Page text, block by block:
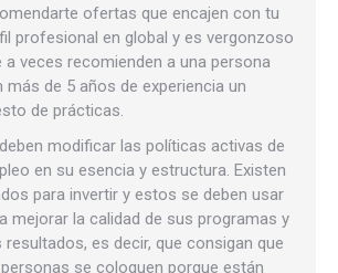
ofertas que encajen con tu
profesional en global y es vergonzoso
a veces recomienden a una persona
más de 5 años de experiencia un
de prácticas.
modificar las políticas activas de
en su esencia y estructura. Existen
para invertir y estos se deben usar
mejorar la calidad de sus programas y
resultados, es decir, que consigan que
se coloquen porque están